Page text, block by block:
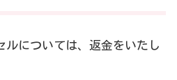
ルについては、返金をいたし